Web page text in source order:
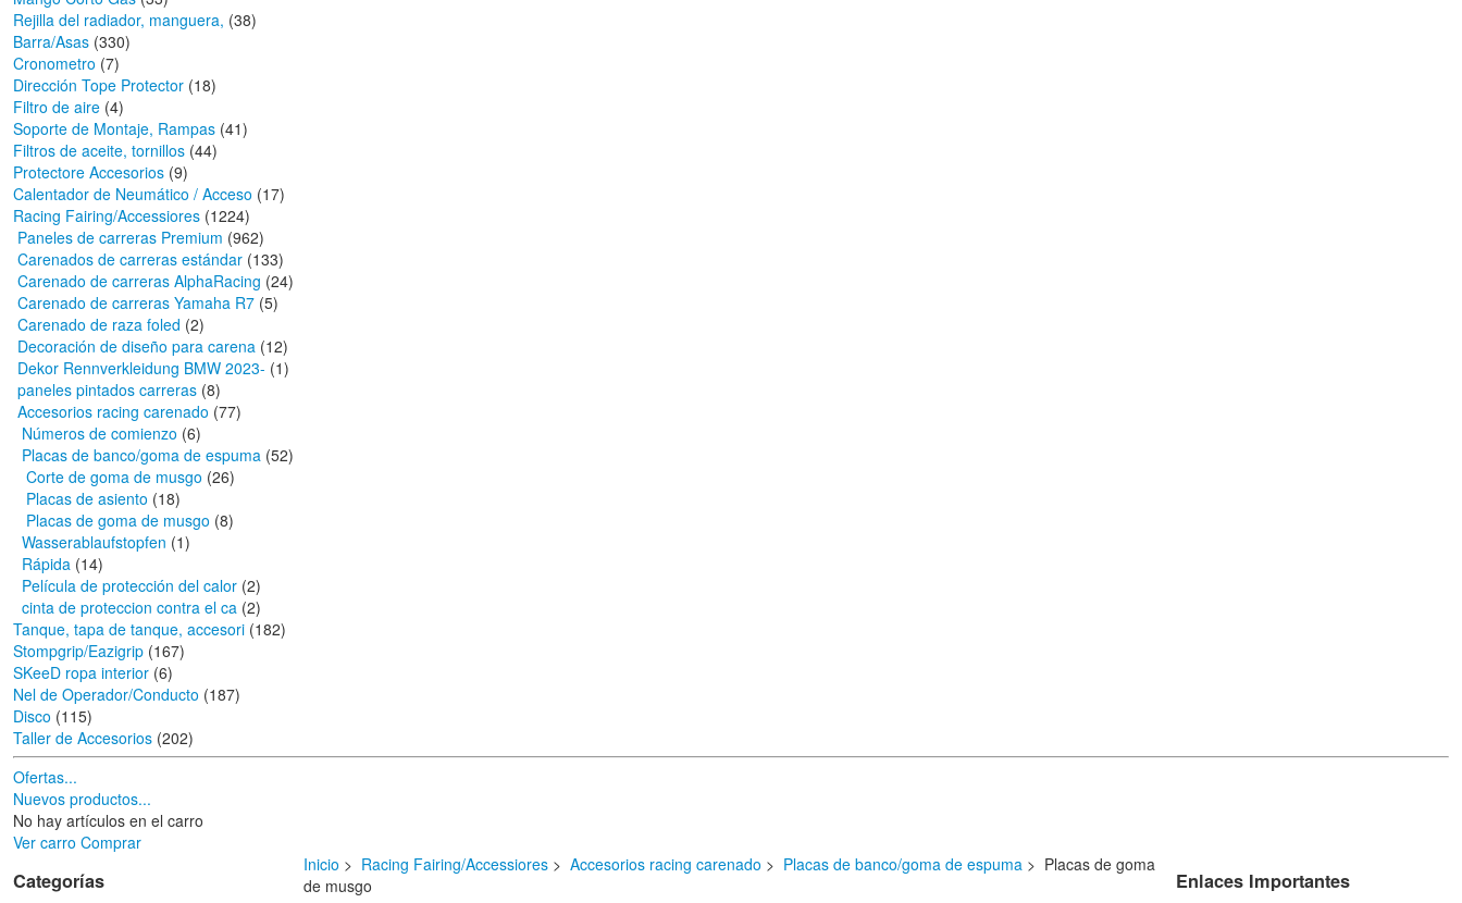
Rejilla del radiador, manguera, (38)
Barra/Asas (330)
Cronometro (7)
Dirección Tope Protector (18)
Filtro de aire (4)
Soporte de Montaje, Rampas (41)
Filtros de aceite, tornillos (44)
Protectore Accesorios (9)
Calentador de Neumático / Acceso (17)
Racing Fairing/Accessiores (1224)
Paneles de carreras Premium (962)
Carenados de carreras estándar (133)
Carenado de carreras AlphaRacing (24)
Carenado de carreras Yamaha R7 (5)
Carenado de raza foled (2)
Decoración de diseño para carena (12)
Dekor Rennverkleidung BMW 2023- (1)
paneles pintados carreras (8)
Accesorios racing carenado (77)
Números de comienzo (6)
Placas de banco/goma de espuma (52)
Corte de goma de musgo (26)
Placas de asiento (18)
Placas de goma de musgo (8)
Wasserablaufstopfen (1)
Rápida (14)
Película de protección del calor (2)
cinta de proteccion contra el ca (2)
Tanque, tapa de tanque, accesori (182)
Stompgrip/Eazigrip (167)
SKeeD ropa interior (6)
Nel de Operador/Conducto (187)
Disco (115)
Taller de Accesorios (202)
Ofertas...
Nuevos productos...
No hay artículos en el carro
Ver carro Comprar
Categorías
Inicio > Racing Fairing/Accessiores >Accesorios racing carenado > Placas de banco/goma de espuma > Placas de goma
de musgo
Enlaces Importantes